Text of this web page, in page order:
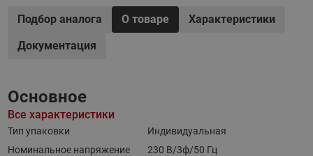
Подбор аналога О товаре
Характеристики
Документация
Основное
Все характеристики
Тип упаковки
Индивидуальная
Номинальное напряжение
230 В/3ф/50 Гц